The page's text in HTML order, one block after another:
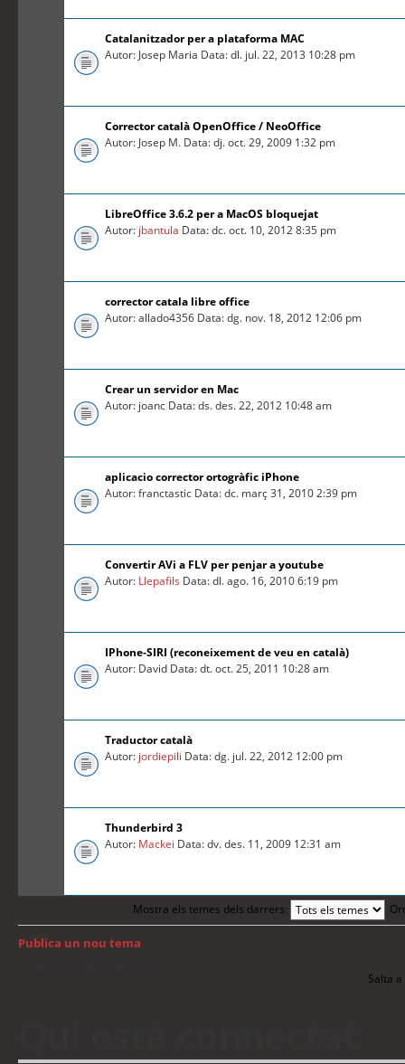
Catalanitzador per a plataforma MAC
Autor: Josep Maria Data: dl. jul. 22, 2013 10:28 pm
Corrector català OpenOffice / NeoOffice
Autor: Josep M. Data: dj. oct. 29, 2009 1:32 pm
LibreOffice 3.6.2 per a MacOS bloquejat
Autor: jbantula Data: dc. oct. 10, 2012 8:35 pm
corrector catala libre office
Autor: allado4356 Data: dg. nov. 18, 2012 12:06 pm
Crear un servidor en Mac
Autor: joanc Data: ds. des. 22, 2012 10:48 am
aplicacio corrector ortogràfic iPhone
Autor: franctastic Data: dc. març 31, 2010 2:39 pm
Convertir AVi a FLV per penjar a youtube
Autor: Llepafils Data: dl. ago. 16, 2010 6:19 pm
IPhone-SIRI (reconeixement de veu en català)
Autor: David Data: dt. oct. 25, 2011 10:28 am
Traductor català
Autor: jordiepili Data: dg. jul. 22, 2012 12:00 pm
Thunderbird 3
Autor: Mackei Data: dv. des. 11, 2009 12:31 am
Mostra els temes dels darrers:
Publica un nou tema
Salta a